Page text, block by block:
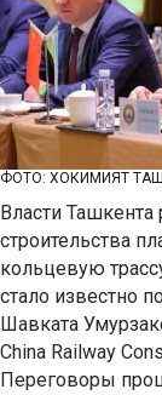
ФОТО: ХОКИМИЯТ
Власти
строительства
кольцевую
стало известно
Шавката
China Railway
Переговоры